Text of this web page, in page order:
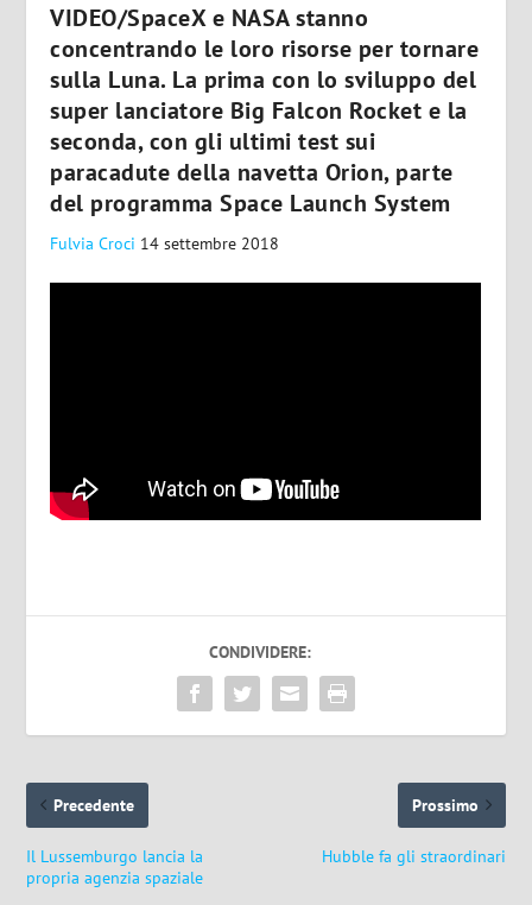
VIDEO/SpaceX e NASA stanno
concentrando le loro risorse per tornare
sulla Luna. La prima con lo sviluppo del
super lanciatore Big Falcon Rocket e la
seconda, con gli ultimi test sui
paracadute della navetta Orion, parte
del programma Space Launch System
Fulvia Croci 14 settembre 2018
CONDIVIDERE:
Precedente
Il Lussemburgo lancia la
propria agenzia spaziale
Prossimo
Hubble fa gli straordinari